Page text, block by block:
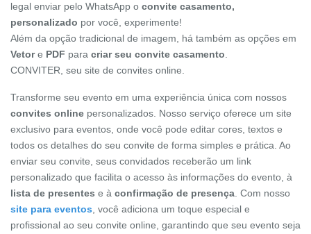
legal enviar pelo WhatsApp o convite casamento,
personalizado por você, experimente!
Além da opção tradicional de imagem, há também as opções em
Vetore PDF para criar seu convite casamento
CONVITER, seu site de convites online.
Transforme seu evento em uma experiência única com nossos
convites online personalizados. Nosso serviço oferece um site
exclusivo para eventos, onde você pode editar cores, textos e
todos os detalhes do seu convite de forma simples e prática. Ao
enviar seu convite, seus convidados receberão um link
personalizado que facilita o acesso às informações do evento, à
lista de presentes e à confirmação de presença . Com nosso
site para eventos , você adiciona um toque especial e
profissional ao seu convite online, garantindo que seu evento seja